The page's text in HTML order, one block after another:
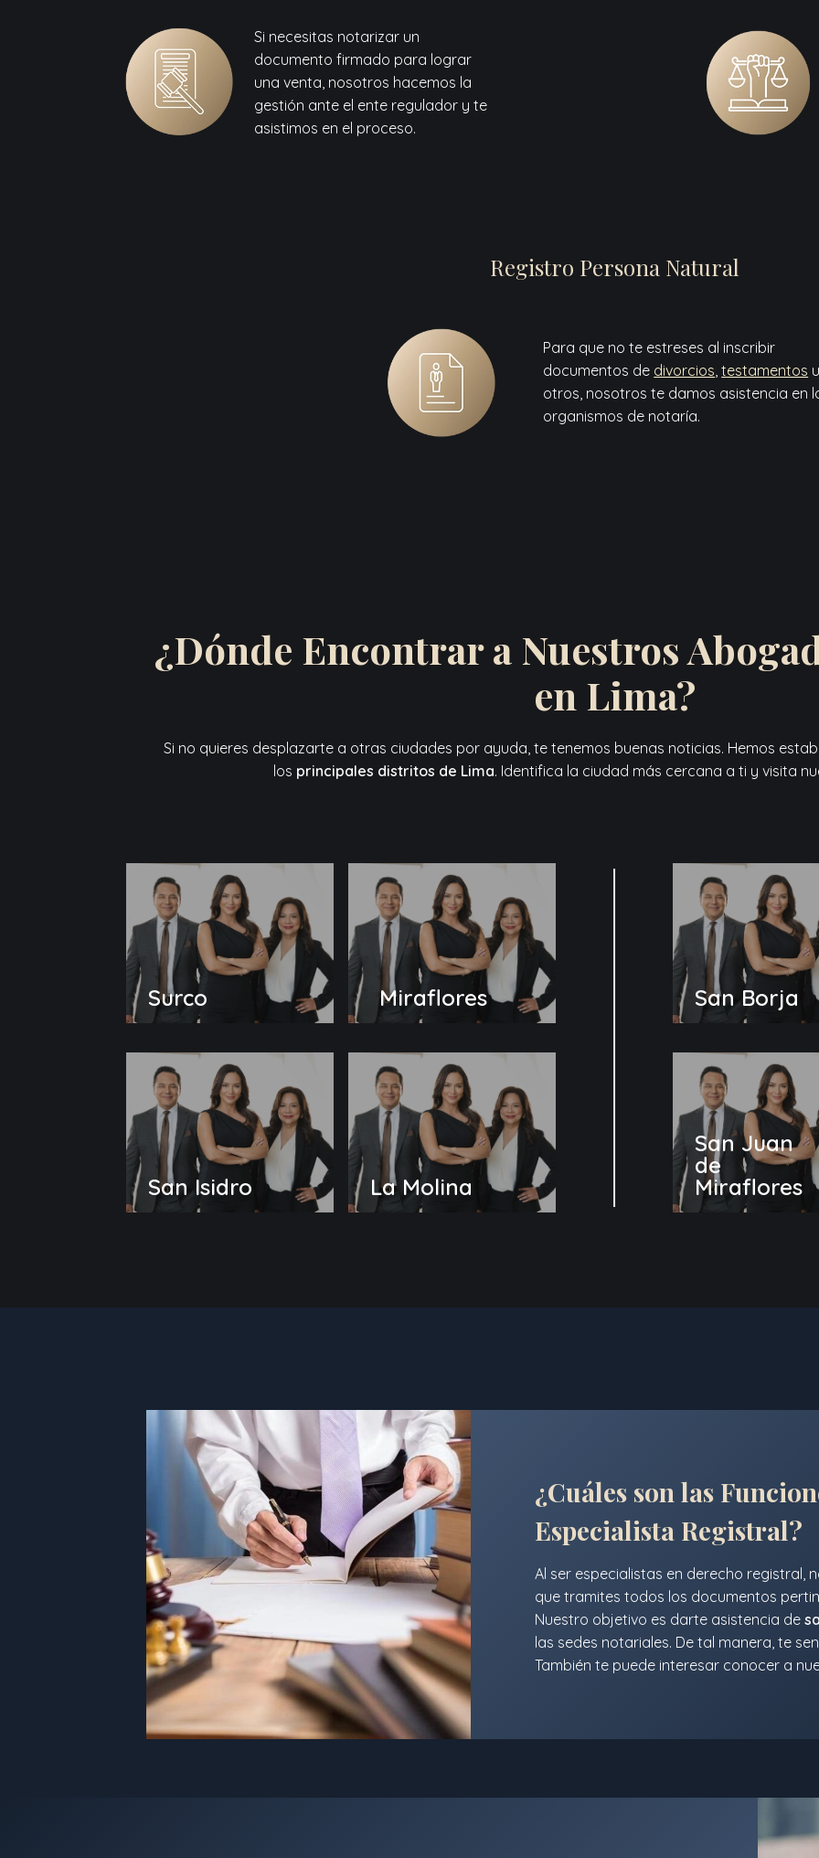
Si necesitas notarizar un
documento firmado para lograr
una venta, nosotros hacemos la
gestión ante el ente regulador y te
asistimos en el proceso.
Registro Persona Natural
Para que no te estreses al inscribir
documentos de divorcios ,testamentos
otros, nosotros te damos asistencia en
organismos de notaría.
¿Dónde Encontrar a Nuestros
en Lima?
Si no quieres desplazarte a otras ciudades por ayuda, te tenemos buenas noticias. Hemos
los principales distritos de Lima. Identifica la ciudad más cercana a ti y visita
Surco Miraflores
San Isidro La Molina
San Borja
San Juan
de
Miraflores
¿Cuáles son las
Especialista Registral?
Al ser especialistas en derecho
que tramites todos los documentos
Nuestro objetivo es darte asistencia de
las sedes notariales. De tal manera, te
También te puede interesar conocer a